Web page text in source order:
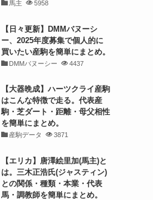
馬主 5958
【日々更新】DMMバヌーシ
ー、2025年度募集で個人的に
買いたい産駒を簡単にまとめ。
DMMバヌーシー 4437
【大器晩成】ハーツクライ産駒
はこんな特徴で走る。代表産
駒・芝ダート・距離・母父相性
を簡単にまとめ。
産駒データ 3871
【エリカ】唐澤絵里加(馬主)と
は。三木正浩氏(ジャスティン)
との関係・種類・本業・代表
馬・調教師を簡単にまとめ。